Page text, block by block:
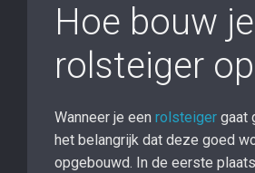
Hoe bouw
rolsteiger
Wanneer je een rolsteiger gaat
het belangrijk dat deze goed
opgebouwd. In de eerste